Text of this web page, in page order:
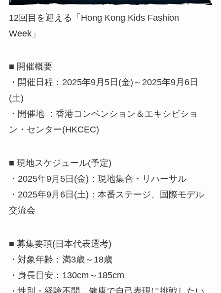
12回目を迎える「Hong Kong Kids Fashion
Week」
■ 開催概要
・開催日程：2025年9月5日(金)～2025年9月6日
(土)
・開催地 ：香港コンベンション＆エキシビショ
ン・センター(HKCEC)
■ 現地スケジュール(予定)
・2025年9月5日(金)：現地集合・リハーサル
・2025年9月6日(土)：本番ステージ、国際モデル
交流会
■ 募集要項(日本代表選考)
・対象年齢：満3歳～18歳
・身長目安：130cm～185cm